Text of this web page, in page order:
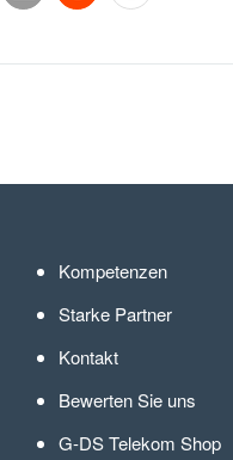
Kompetenzen
Starke Partner
Kontakt
Bewerten Sie uns
G-DS Telekom Shop